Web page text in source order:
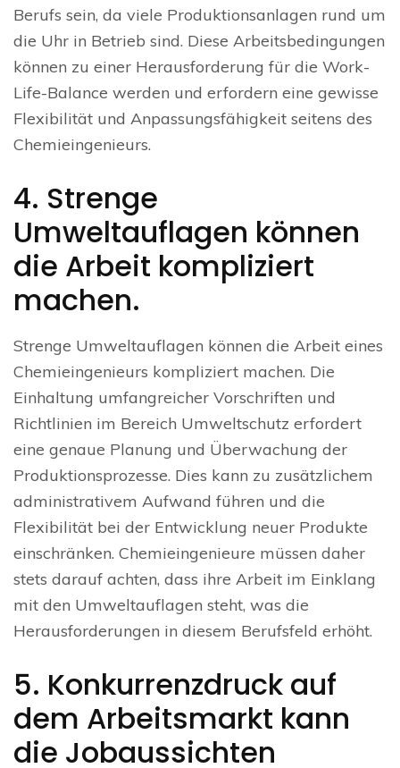
Berufs sein, da viele Produktionsanlagen rund um
die Uhr in Betrieb sind. Diese Arbeitsbedingungen
können zu einer Herausforderung für die Work-
Life-Balance werden und erfordern eine gewisse
Flexibilität und Anpassungsfähigkeit seitens des
Chemieingenieurs.
4. Strenge
Umweltauflagen können
die Arbeit kompliziert
machen.
Strenge Umweltauflagen können die Arbeit eines
Chemieingenieurs kompliziert machen. Die
Einhaltung umfangreicher Vorschriften und
Richtlinien im Bereich Umweltschutz erfordert
eine genaue Planung und Überwachung der
Produktionsprozesse. Dies kann zu zusätzlichem
administrativem Aufwand führen und die
Flexibilität bei der Entwicklung neuer Produkte
einschränken. Chemieingenieure müssen daher
stets darauf achten, dass ihre Arbeit im Einklang
mit den Umweltauflagen steht, was die
Herausforderungen in diesem Berufsfeld erhöht.
5. Konkurrenzdruck auf
dem Arbeitsmarkt kann
die Jobaussichten